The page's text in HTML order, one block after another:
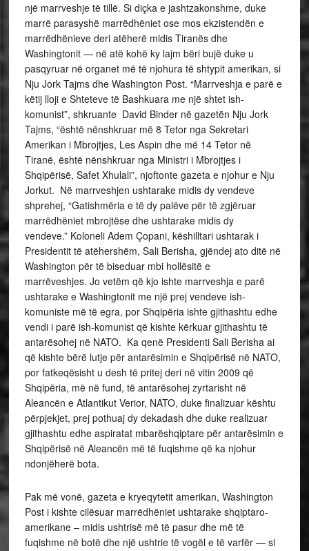
një marrveshje të tillë. Si diçka e jashtzakonshme, duke
marrë parasyshë marrëdhëniet ose mos ekzistendën e
marrëdhënieve deri atëherë midis Tiranës dhe
Washingtonit — në atë kohë ky lajm bëri bujë duke u
pasqyruar në organet më të njohura të shtypit amerikan, si
Nju Jork Tajms dhe Washington Post. “Marrveshja e parë e
këtij lloji e Shteteve të Bashkuara me një shtet ish-
komunist”, shkruante David Binder në gazetën Nju Jork
Tajms, “është nënshkruar më 8 Tetor nga Sekretari
Amerikan i Mbrojtjes, Les Aspin dhe më 14 Tetor në
Tiranë, është nënshkruar nga Ministri i Mbrojtjes i
Shqipërisë, Safet Xhulali”, njoftonte gazeta e njohur e Nju
Jorkut. Në marrveshjen ushtarake midis dy vendeve
shprehej, “Gatishmëria e të dy palëve për të zgjëruar
marrëdhëniet mbrojtëse dhe ushtarake midis dy
vendeve.” Koloneli Adem Çopani, këshilltari ushtarak i
Presidentit të atëhershëm, Sali Berisha, gjëndej ato ditë në
Washington për të biseduar mbi hollësitë e
marrëveshjes. Jo vetëm që kjo ishte marrveshja e parë
ushtarake e Washingtonit me një prej vendeve ish-
komuniste më të egra, por Shqipëria ishte gjithashtu edhe
vendi i parë ish-komunist që kishte kërkuar gjithashtu të
antarësohej në NATO. Ka qenë Presidenti Sali Berisha ai
që kishte bërë lutje për antarësimin e Shqipërisë në NATO,
por fatkeqësisht u desh të pritej deri në vitin 2009 që
Shqipëria, më në fund, të antarësohej zyrtarisht në
Aleancën e Atlantikut Verior, NATO, duke finalizuar kështu
përpjekjet, prej pothuaj dy dekadash dhe duke realizuar
gjithashtu edhe aspiratat mbarëshqiptare për antarësimin e
Shqipërisë në Aleancën më të fuqishme që ka njohur
ndonjëherë bota.
Pak më vonë, gazeta e kryeqytetit amerikan, Washington
Post i kishte cilësuar marrëdhëniet ushtarake shqiptaro-
amerikane – midis ushtrisë më të pasur dhe më të
fuqishme në botë dhe një ushtrie të vogël e të varfër — si